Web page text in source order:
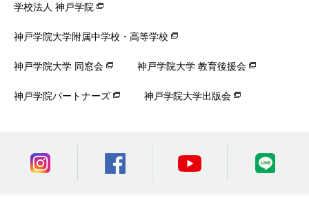
学校法人 神戸学院
神戸学院大学附属中学校・高等学校
神戸学院大学 同窓会 神戸学院大学 教育後援会
神戸学院パートナーズ 神戸学院大学出版会